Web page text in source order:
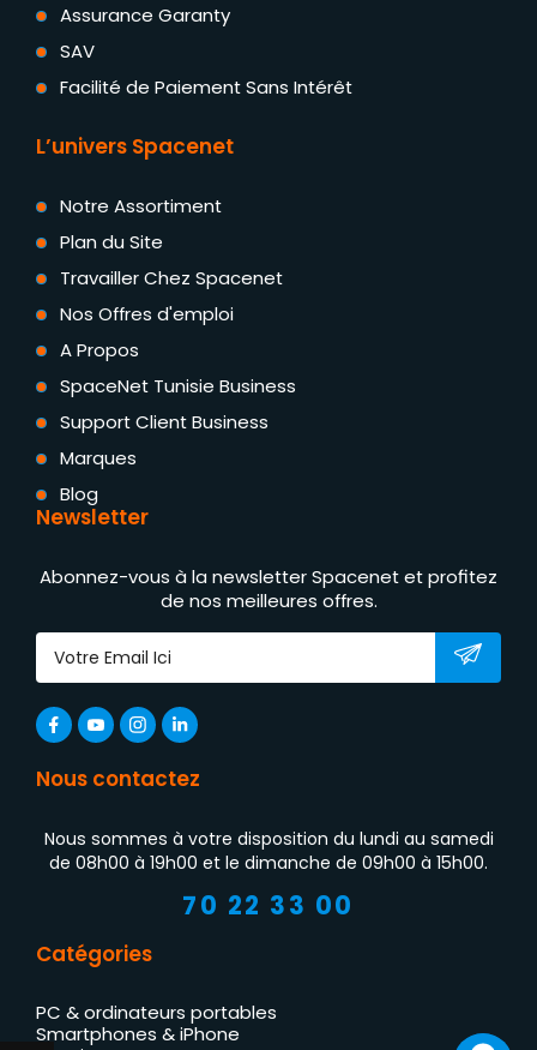
Assurance Garanty
SAV
Facilité de Paiement Sans Intérêt
L’univers Spacenet
Notre Assortiment
Plan du Site
Travailler Chez Spacenet
Nos Offres d'emploi
A Propos
SpaceNet Tunisie Business
Support Client Business
Marques
Blog
Newsletter
Abonnez-vous à la newsletter Spacenet et profitez
de nos meilleures offres.
Nous contactez
Nous sommes à votre disposition du lundi au samedi
de 08h00 à 19h00 et le dimanche de 09h00 à 15h00.
70 22 33 00
Catégories
PC & ordinateurs portables
Smartphones & iPhone